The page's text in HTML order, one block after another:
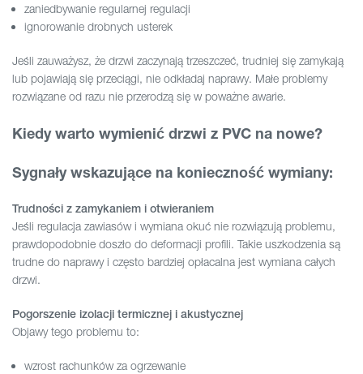
zaniedbywanie regularnej regulacji
ignorowanie drobnych usterek
Jeśli zauważysz, że drzwi zaczynają trzeszczeć, trudniej się zamykają
lub pojawiają się przeciągi, nie odkładaj naprawy. Małe problemy
rozwiązane od razu nie przerodzą się w poważne awarie.
Kiedy warto wymienić drzwi z PVC na nowe?
Sygnały wskazujące na konieczność wymiany:
Trudności z zamykaniem i otwieraniem
Jeśli regulacja zawiasów i wymiana okuć nie rozwiązują problemu,
prawdopodobnie doszło do deformacji profili. Takie uszkodzenia są
trudne do naprawy i często bardziej opłacalna jest wymiana całych
drzwi.
Pogorszenie izolacji termicznej i akustycznej
Objawy tego problemu to:
wzrost rachunków za ogrzewanie